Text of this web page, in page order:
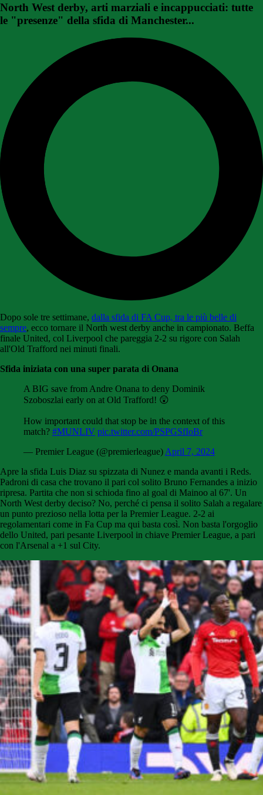
North West derby, arti marziali e incappucciati: tutte
le "presenze" della sfida di Manchester...
Dopo sole tre settimane, dalla sfida di FA Cup, tra le più belle di
sempre, ecco tornare il North west derby anche in campionato. Beffa
finale United, col Liverpool che pareggia 2-2 su rigore con Salah
all'Old Trafford nei minuti finali.
Sfida iniziata con una super parata di Onana
A BIG save from Andre Onana to deny Dominik
Szoboszlai early on at Old Trafford! 😲
How important could that stop be in the context of this
match? #MUNLIV pic.twitter.com/PSPGSfIoBr
— Premier League (@premierleague)April 7, 2024
Apre la sfida Luis Diaz su spizzata di Nunez e manda avanti i Reds.
Padroni di casa che trovano il pari col solito Bruno Fernandes a inizio
ripresa. Partita che non si schioda fino al goal di Mainoo al 67'. Un
North West derby deciso? No, perché ci pensa il solito Salah a regalare
un punto prezioso nella lotta per la Premier League. 2-2 ai
regolamentari come in Fa Cup ma qui basta così. Non basta l'orgoglio
dello United, pari pesante Liverpool in chiave Premier League, a pari
con l'Arsenal a +1 sul City.